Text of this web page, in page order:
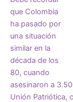
que Colombia
ha pasado por
una situación
similar en la
década de los
80, cuando
asesinaron a
Unión Patriótica,